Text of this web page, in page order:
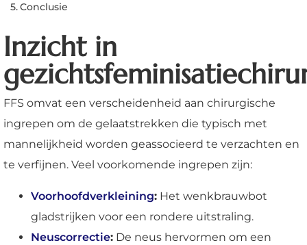
Conclusie
Inzicht in
FFS omvat een verscheidenheid aan chirurgische
ingrepen om de gelaatstrekken die typisch met
mannelijkheid worden geassocieerd te verzachten en
te verfijnen. Veel voorkomende ingrepen zijn:
Voorhoofdverkleining: Het wenkbrauwbot
gladstrijken voor een rondere uitstraling.
Neuscorrectie: De neus hervormen om een